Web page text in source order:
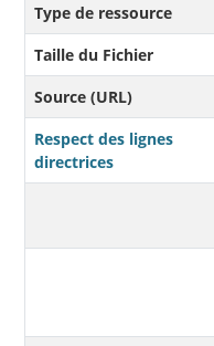
Type de ressource
Taille du Fichier
Source (URL)
Respect des lignes
directrices